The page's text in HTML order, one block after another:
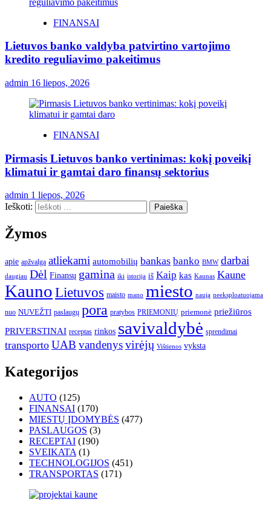
FINANSAI
Lietuvos banko valdyba patvirtino vartojimo
kredito reguliavimo pakeitimus
admin 16 liepos, 2026
FINANSAI
Pirmasis Lietuvos banko vertinimas: kokį poveikį
klimatui ir gamtai daro finansų sektorius
admin 1 liepos, 2026
Ieškoti:
Žymos
apie apžvalga atliekami automobilių bankas banko BMW darbai
daugiau Dėl Finansų gamina iki istorija iš Kaip kas Kaunas Kaune
KaunoLietuvos maisto mano miesto naują neeksploatuojama
nuo NUVEŽTI paslaugų pora pratybos PRIEMONIŲ priemonė priežiūros
PRIVERSTINAI receptas rinkos savivaldybė sprendimai
transporto UAB vandenysvirėjų Vištienos vyksta
Kategorijos
AUTO (125)
FINANSAI (170)
MIESTŲ ĮDOMYBĖS (477)
PASLAUGOS (3)
RECEPTAI (190)
SVEIKATA (1)
TECHNOLOGIJOS (451)
TRANSPORTAS (171)